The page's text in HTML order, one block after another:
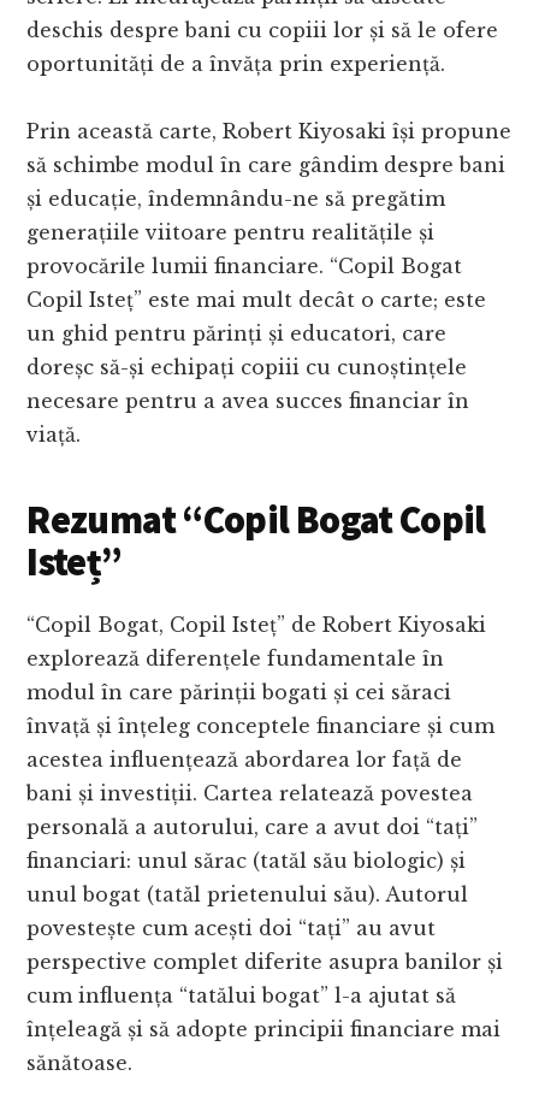
deschis despre bani cu copiii lor și să le ofere
oportunități de a învăța prin experiență.
Prin această carte, Robert Kiyosaki își propune
să schimbe modul în care gândim despre bani
și educație, îndemnându-ne să pregătim
generațiile viitoare pentru realitățile și
provocările lumii financiare. “Copil Bogat
Copil Isteț” este mai mult decât o carte; este
un ghid pentru părinți și educatori, care
doreșc să-și echipați copiii cu cunoștințele
necesare pentru a avea succes financiar în
viață.
Rezumat “Copil Bogat Copil
Isteț”
“Copil Bogat, Copil Isteț” de Robert Kiyosaki
explorează diferențele fundamentale în
modul în care părinții bogati și cei săraci
învață și înțeleg conceptele financiare și cum
acestea influențează abordarea lor față de
bani și investiții. Cartea relatează povestea
personală a autorului, care a avut doi “tați”
financiari: unul sărac (tatăl său biologic) și
unul bogat (tatăl prietenului său). Autorul
povestește cum acești doi “tați” au avut
perspective complet diferite asupra banilor și
cum influența “tatălui bogat” l-a ajutat să
înțeleagă și să adopte principii financiare mai
sănătoase.